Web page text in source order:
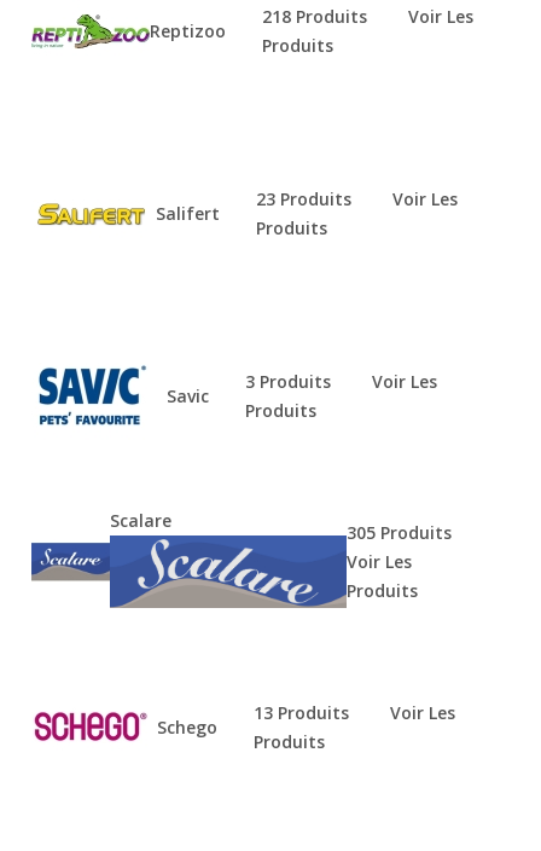
Reptizoo
218 Produits
Voir Les
Produits
Salifert
23 Produits
Voir Les
Produits
Savic
3 Produits
Voir Les
Produits
Scalare
305 Produits
Voir Les
Produits
Schego
13 Produits
Voir Les
Produits